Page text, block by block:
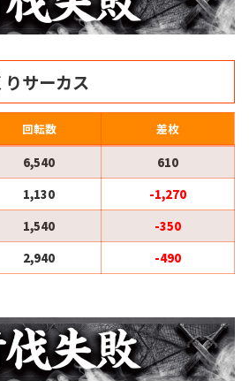
サーカス
回転数
差枚
6,540
610
1,130
-1,270
1,540
-350
2,940 -490